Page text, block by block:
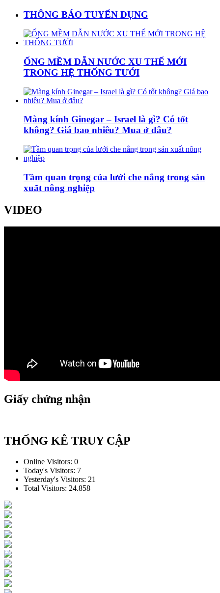
THÔNG BÁO TUYỂN DỤNG
ỐNG MỀM DẪN NƯỚC XU THẾ MỚI
TRONG HỆ THỐNG TƯỚI
Màng kính Ginegar – Israel là gì? Có tốt
không? Giá bao nhiêu? Mua ở đâu?
Tầm quan trọng của lưới che nắng trong sản
xuất nông nghiệp
VIDEO
Giấy chứng nhận
THỐNG KÊ TRUY CẬP
Online Visitors: 0
Today's Visitors: 7
Yesterday's Visitors: 21
Total Visitors: 24.858